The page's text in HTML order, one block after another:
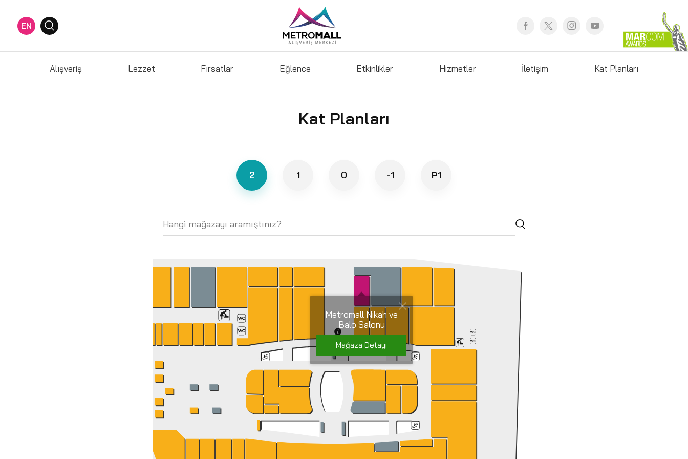
EN
Alışveriş Lezzet Fırsatlar Eğlence Etkinlikler Hizmetler İletişim Kat Planları
Kat Planları
2 1 0 -1 P1
Metromall Nikah ve
Balo Salonu
Mağaza Detayı